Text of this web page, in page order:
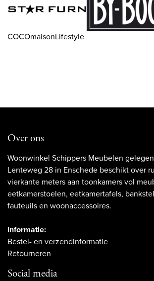
COCOmaisonLifestyle
Over ons
Woonwinkel Schippers Meubelen
Lenteweg 28 in Enschede beschikt over
vierkante meters aan toonkamers vol
eetkamerstoelen, eetkamertafels,
fauteuils en woonaccessoires.
Informatie:
Bestel- en verzendinformatie
Retourneren
Social media